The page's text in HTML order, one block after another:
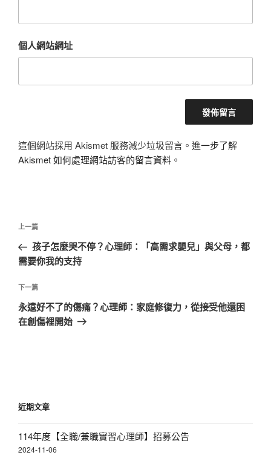
個人網站網址
這個網站採用 Akismet 服務減少垃圾留言。 進一步了解
Akismet 如何處理網站訪客的留言資料 。
文
導
覽
上
一
篇
章
上一篇
孩子怎麼哭不停？心理師：「高需求嬰兒」與父母，都
需要你我的支持
下
一
篇
下一篇
永遠好不了的傷痛？心理師：家庭修復力，從接受他還困
在創傷裡開始
近期文章
114年度【全職/兼職實習心理師】招募公告
2024-11-06